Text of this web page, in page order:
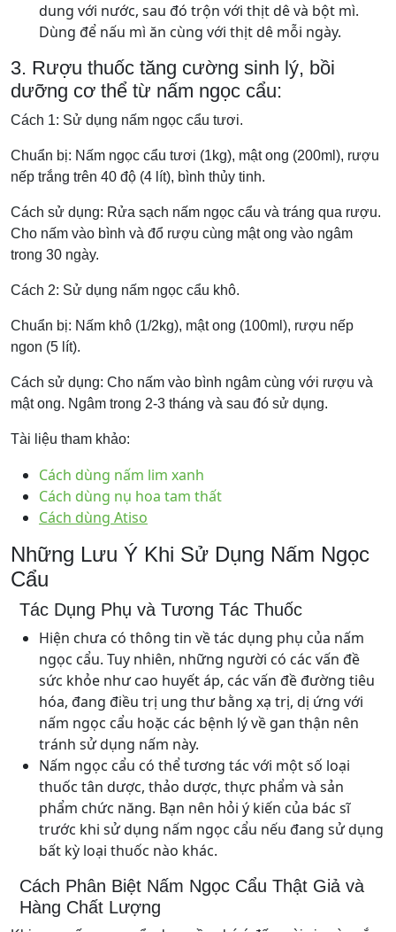
dung với nước, sau đó trộn với thịt dê và bột mì.
Dùng để nấu mì ăn cùng với thịt dê mỗi ngày.
3. Rượu thuốc tăng cường sinh lý, bồi
dưỡng cơ thể từ nấm ngọc cẩu:
Cách 1: Sử dụng nấm ngọc cẩu tươi.
Chuẩn bị: Nấm ngọc cẩu tươi (1kg), mật ong (200ml), rượu
nếp trắng trên 40 độ (4 lít), bình thủy tinh.
Cách sử dụng: Rửa sạch nấm ngọc cẩu và tráng qua rượu.
Cho nấm vào bình và đổ rượu cùng mật ong vào ngâm
trong 30 ngày.
Cách 2: Sử dụng nấm ngọc cẩu khô.
Chuẩn bị: Nấm khô (1/2kg), mật ong (100ml), rượu nếp
ngon (5 lít).
Cách sử dụng: Cho nấm vào bình ngâm cùng với rượu và
mật ong. Ngâm trong 2-3 tháng và sau đó sử dụng.
Tài liệu tham khảo:
Cách dùng nấm lim xanh
Cách dùng nụ hoa tam thất
Cách dùng Atiso
Những Lưu Ý Khi Sử Dụng Nấm Ngọc
Cẩu
Tác Dụng Phụ và Tương Tác Thuốc
Hiện chưa có thông tin về tác dụng phụ của nấm
ngọc cẩu. Tuy nhiên, những người có các vấn đề
sức khỏe như cao huyết áp, các vấn đề đường tiêu
hóa, đang điều trị ung thư bằng xạ trị, dị ứng với
nấm ngọc cẩu hoặc các bệnh lý về gan thận nên
tránh sử dụng nấm này.
Nấm ngọc cẩu có thể tương tác với một số loại
thuốc tân dược, thảo dược, thực phẩm và sản
phẩm chức năng. Bạn nên hỏi ý kiến của bác sĩ
trước khi sử dụng nấm ngọc cẩu nếu đang sử dụng
bất kỳ loại thuốc nào khác.
Cách Phân Biệt Nấm Ngọc Cẩu Thật Giả và
Hàng Chất Lượng